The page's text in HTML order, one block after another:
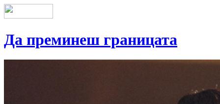
Да преминеш границата